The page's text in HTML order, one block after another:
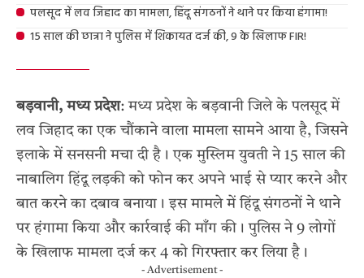
पलसूद में लव जिहाद का मामला, हिंदू संगठनों ने थाने पर किया हंगामा!
15 साल की छात्रा ने पुलिस में शिकायत दर्ज की, 9 के खिलाफ FIR!
बड़वानी, मध्य प्रदेश: मध्य प्रदेश के बड़वानी जिले के पलसूद में
लव जिहाद का एक चौंकाने वाला मामला सामने आया है, जिसने
इलाके में सनसनी मचा दी है। एक मुस्लिम युवती ने 15 साल की
नाबालिग हिंदू लड़की को फोन कर अपने भाई से प्यार करने और
बात करने का दबाव बनाया। इस मामले में हिंदू संगठनों ने थाने
पर हंगामा किया और कार्रवाई की माँग की। पुलिस ने 9 लोगों
के खिलाफ मामला दर्ज कर 4 को गिरफ्तार कर लिया है।
- Advertisement -